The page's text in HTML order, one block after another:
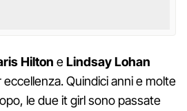
Hilton eLindsay Lohan
Quindici anni e molte
le due it girl sono passate